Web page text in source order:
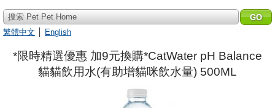
搜索 Pet Pet Home
繁體中文
English
*限時精選優惠 加9元換購*CatWater pH Balance
貓貓飲用水(有助增貓咪飲水量) 500ML